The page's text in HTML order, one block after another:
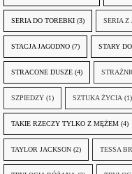
SERIA DO TOREBKI (3) SERIA Z
STACJA JAGODNO (7) STARY
STRACONE DUSZE (4)
SZPIEDZY (1) SZTUKA ŻYCIA (1)
TAKIE RZECZY TYLKO Z MĘŻEM (4)
TAYLOR JACKSON (2) TESSA